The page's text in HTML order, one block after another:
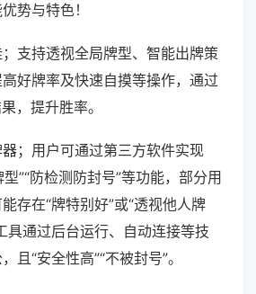
势与特色！
支持透视全局牌型、智能出牌策
好牌率及快速自摸等操作，通过
，提升胜率。
；用户可通过第三方软件实现
型”“防检测防封号”等功能，部分用
存在“牌特别好”或“透视他人牌
具通过后台运行、自动连接等技
且“安全性高”“不被封号”。